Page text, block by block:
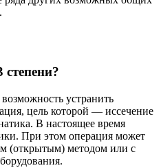
устранить
цель которой — иссечение
В настоящее время
При этом операция может
(открытым) методом или с